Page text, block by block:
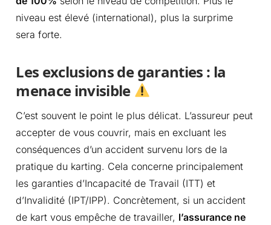
niveau est élevé (international), plus la surprime
sera forte.
Les exclusions de garanties : la
menace invisible
C’est souvent le point le plus délicat. L’assureur peut
accepter de vous couvrir, mais en excluant les
conséquences d’un accident survenu lors de la
pratique du karting. Cela concerne principalement
les garanties d’Incapacité de Travail (ITT) et
d’Invalidité (IPT/IPP). Concrètement, si un accident
de kart vous empêche de travailler, l’assurance ne